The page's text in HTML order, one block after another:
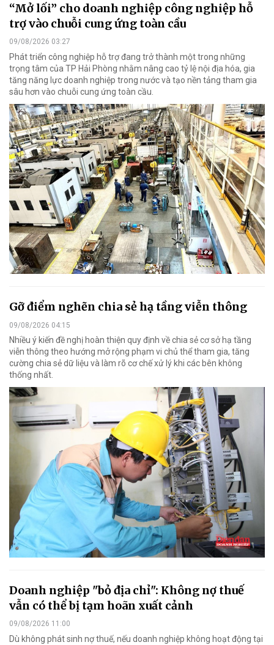
“Mở lối” cho doanh nghiệp công nghiệp hỗ
trợ vào chuỗi cung ứng toàn cầu
09/08/2026 03:27
Phát triển công nghiệp hỗ trợ đang trở thành một trong những
trọng tâm của TP Hải Phòng nhằm nâng cao tỷ lệ nội địa hóa, gia
tăng năng lực doanh nghiệp trong nước và tạo nền tảng tham gia
sâu hơn vào chuỗi cung ứng toàn cầu.
Gỡ điểm nghẽn chia sẻ hạ tầng viễn thông
09/08/2026 04:15
Nhiều ý kiến đề nghị hoàn thiện quy định về chia sẻ cơ sở hạ tầng
viễn thông theo hướng mở rộng phạm vi chủ thể tham gia, tăng
cường chia sẻ dữ liệu và làm rõ cơ chế xử lý khi các bên không
thống nhất.
Doanh nghiệp "bỏ địa chỉ": Không nợ thuế
vẫn có thể bị tạm hoãn xuất cảnh
09/08/2026 11:00
Dù không phát sinh nợ thuế, nếu doanh nghiệp không hoạt động tại